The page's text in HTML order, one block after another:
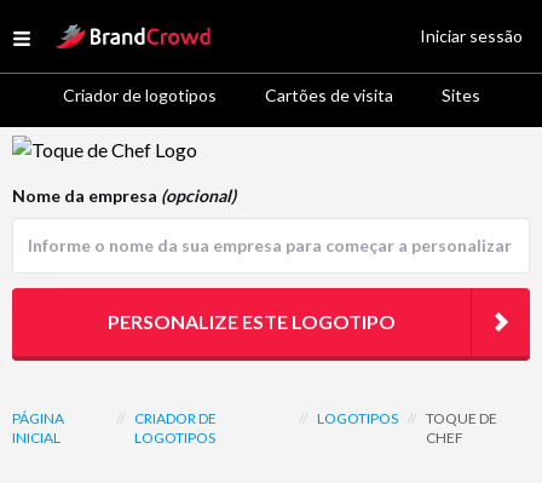
Open menu
Site Logo
Criador de logotipos Cartões de visita Sites
Iniciar sessão
Logo Template Preview
PÁGINA
INICIAL
// CRIADOR DE
LOGOTIPOS
// LOGOTIPOS // TOQUE DE
CHEF
Nome da empresa (opcional)
PERSONALIZE ESTE LOGOTIPO